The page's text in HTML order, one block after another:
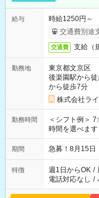
給与
時給1250円～
交通費別途
交通費 支給（
勤務地
東京都文京区
後楽園駅から
から徒歩7分
株式会社ラ
勤務時間
＜シフト例＞ 7:00～
時間を選べま
期間 急募！8月15日
特徴 週1日からOK /
電話対応なし /